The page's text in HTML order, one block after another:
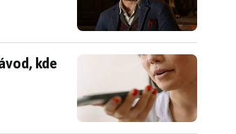
kde nahrávky najít a jak je
kde